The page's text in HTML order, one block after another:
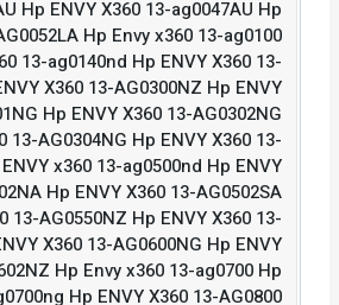
Hp ENVY X360 13-ag0047AU Hp
Hp Envy x360 13-ag0100
13-ag0140nd Hp ENVY X360 13-
X360 13-AG0300NZ Hp ENVY
Hp ENVY X360 13-AG0302NG
13-AG0304NG Hp ENVY X360 13-
x360 13-ag0500nd Hp ENVY
Hp ENVY X360 13-AG0502SA
13-AG0550NZ Hp ENVY X360 13-
X360 13-AG0600NG Hp ENVY
Hp Envy x360 13-ag0700 Hp
Hp ENVY X360 13-AG0800